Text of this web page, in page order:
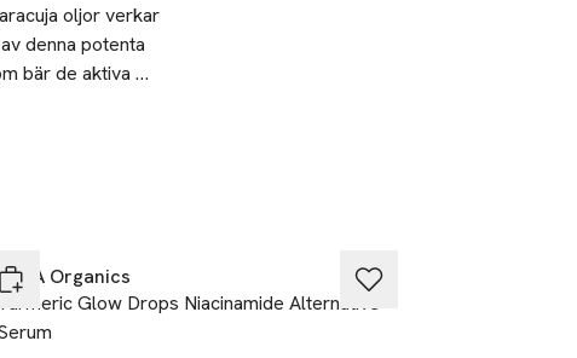
oljor verkar
denna potenta
bär de aktiva
hud fylld av
och
KORA Organics
Turmeric Glow Drops Niacinamide Alternative